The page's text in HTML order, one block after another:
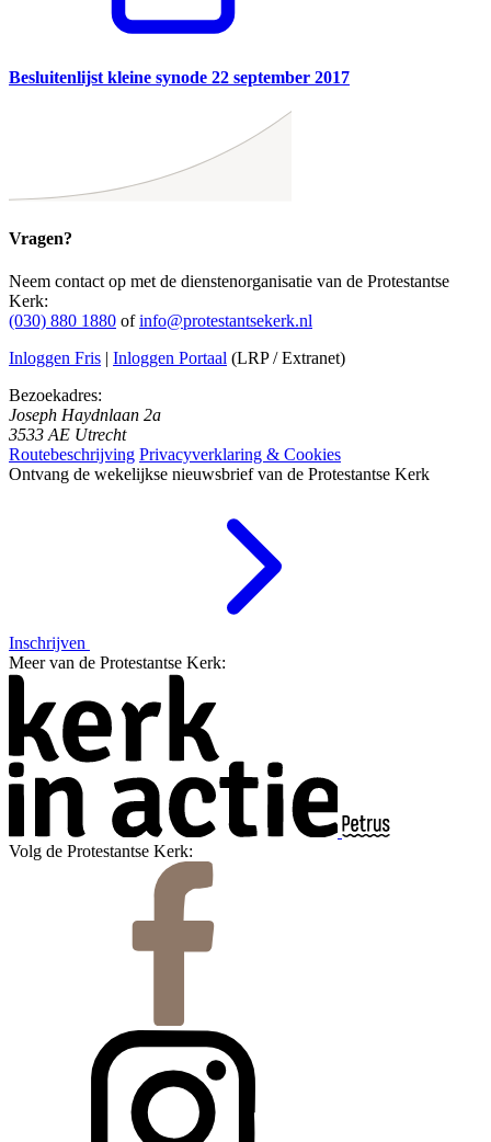
Besluitenlijst kleine synode 22 september 2017
Vragen?
Neem contact op met de dienstenorganisatie van de Protestantse
Kerk:
(030) 880 1880 ofinfo@protestantsekerk.nl
Inloggen Fris | Inloggen Portaal (LRP / Extranet)
Bezoekadres:
Joseph Haydnlaan 2a
3533 AE Utrecht
Routebeschrijving Privacyverklaring & Cookies
Ontvang de wekelijkse nieuwsbrief van de Protestantse Kerk
Inschrijven
Meer van de Protestantse Kerk:
Volg de Protestantse Kerk: